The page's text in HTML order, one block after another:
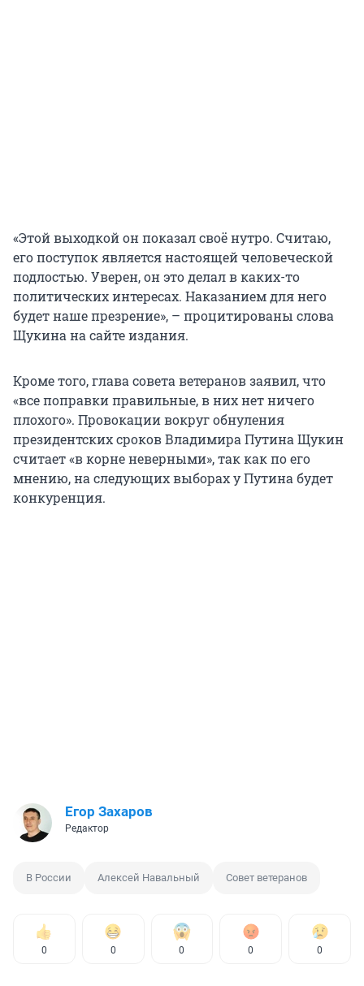
«Этой выходкой он показал своё нутро. Считаю,
его поступок является настоящей человеческой
подлостью. Уверен, он это делал в каких-то
политических интересах. Наказанием для него
будет наше презрение», – процитированы слова
Щукина на сайте издания.
Кроме того, глава совета ветеранов заявил, что
«все поправки правильные, в них нет ничего
плохого». Провокации вокруг обнуления
президентских сроков Владимира Путина Щукин
считает «в корне неверными», так как по его
мнению, на следующих выборах у Путина будет
конкуренция.
Егор Захаров
Редактор
В России Алексей Навальный Совет ветеранов
0 0 0 0 0